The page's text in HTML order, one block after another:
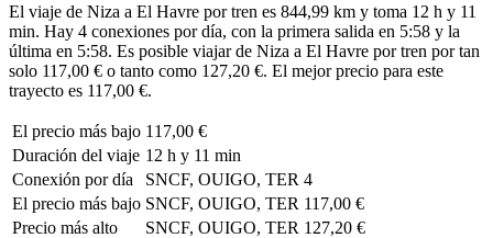
El viaje de Niza a El Havre por tren es 844,99 km y toma 12 h y 11
min. Hay 4 conexiones por día, con la primera salida en 5:58 y la
última en 5:58. Es posible viajar de Niza a El Havre por tren por tan
solo 117,00 € o tanto como 127,20 €. El mejor precio para este
trayecto es 117,00 €.
El precio más bajo 117,00 €
Duración del viaje 12 h y 11 min
Conexión por día
SNCF, OUIGO, TER 4
El precio más bajo SNCF, OUIGO, TER 117,00 €
Precio más alto
SNCF, OUIGO, TER 127,20 €